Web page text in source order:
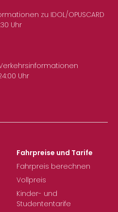
zu IDOL/OPUSCARD
Uhr
Uhr
Fahrpreise und Tarife
Fahrpreis berechnen
Vollpreis
Kinder- und
Studententarife